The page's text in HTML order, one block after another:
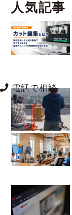
電話で相談
人気記事